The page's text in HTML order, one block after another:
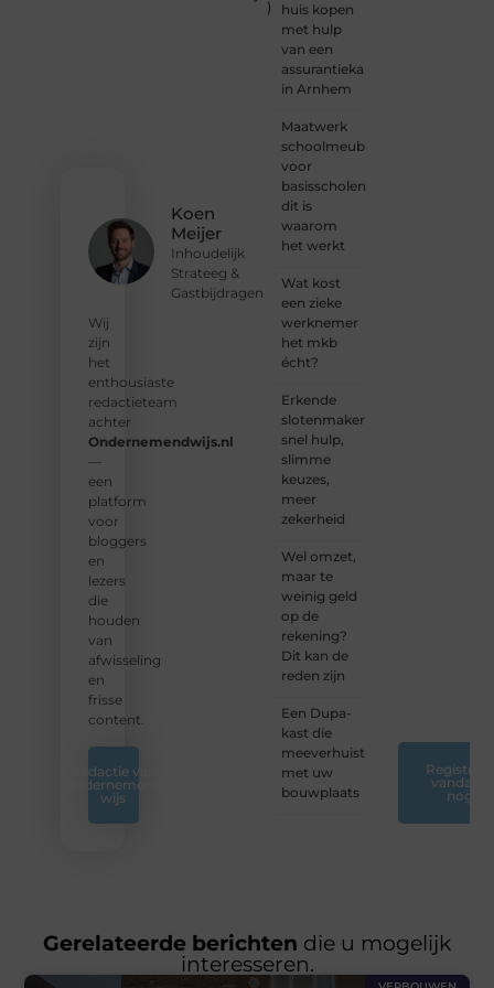
Koen
Meijer
Inhoudelijk
Strateeg &
Gastbijdragen
Wij
zijn
het
enthousiaste
redactieteam
achter
Ondernemendwijs.nl
—
een
platform
voor
bloggers
en
lezers
die
houden
van
afwisseling
en
frisse
content.
Redactie van
Ondernemend
wijs
)
huis kopen
met hulp
van een
assurantiekantoor
in Arnhem
Maatwerk
schoolmeubilair
voor
basisscholen:
dit is
waarom
het werkt
Wat kost
een zieke
werknemer
het mkb
écht?
Erkende
slotenmakers:
snel hulp,
slimme
keuzes,
meer
zekerheid
Wel omzet,
maar te
weinig geld
op de
rekening?
Dit kan de
reden zijn
Een Dupa-
kast die
meeverhuist
met uw
bouwplaats
Registreer
vandaag
nog
Gerelateerde berichten die u mogelijk
interesseren.